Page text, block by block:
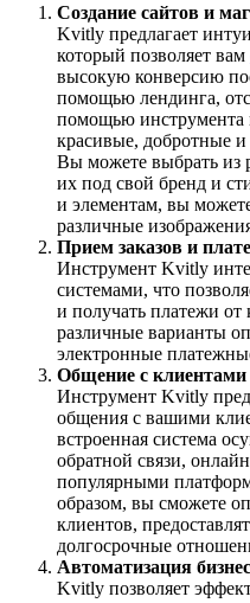
Создание сайтов и
Kvitly предлагает
который позволяет вам
высокую конверсию
помощью лендинга,
помощью инструмента
красивые, добротные
Вы можете выбрать из
их под свой бренд и
и элементам, вы
различные
Прием заказов и
Инструмент Kvitly
системами, что
и получать платежи
различные варианты
электронные
Общение с клиентами
Инструмент Kvitly
общения с вашими
встроенная система
обратной связи,
популярными
образом, вы сможете
клиентов,
долгосрочные
Автоматизация
Kvitly позволяет